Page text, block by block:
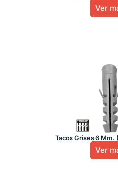
Ver
Tacos Grises 6 Mm.
Ver